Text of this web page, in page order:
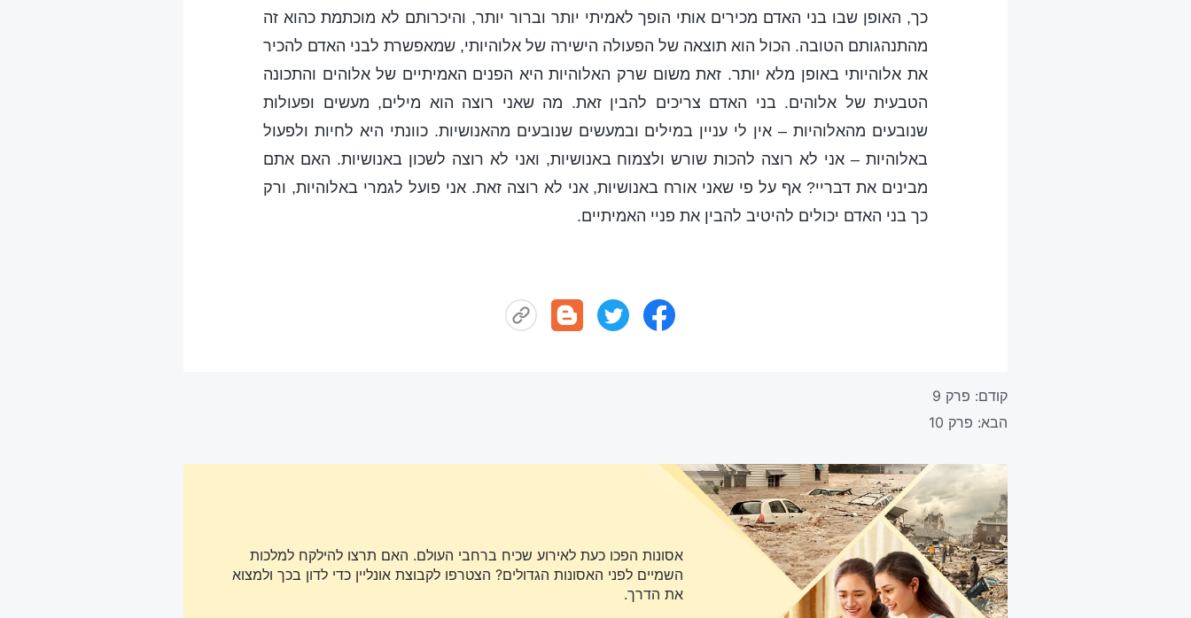
כך, האופן שבו בני האדם מכירים אותי הופך לאמיתי יותר וברור יותר, והיכרותם לא מוכתמת כהוא זה
מהתנהגותם הטובה. הכול הוא תוצאה של הפעולה הישירה של אלוהיותי, שמאפשרת לבני האדם להכיר
את אלוהיותי באופן מלא יותר. זאת משום שרק האלוהיות היא הפנים האמיתיים של אלוהים והתכונה
הטבעית של אלוהים. בני האדם צריכים להבין זאת. מה שאני רוצה הוא מילים, מעשים ופעולות
שנובעים מהאלוהיות – אין לי עניין במילים ובמעשים שנובעים מהאנושיות. כוונתי היא לחיות ולפעול
באלוהיות – אני לא רוצה להכות שורש ולצמוח באנושיות, ואני לא רוצה לשכון באנושיות. האם אתם
מבינים את דבריי? אף על פי שאני אורח באנושיות, אני לא רוצה זאת. אני פועל לגמרי באלוהיות, ורק
כך בני האדם יכולים להיטיב להבין את פניי האמיתיים.
קודם: פרק 9
הבא: פרק 10
אסונות הפכו כעת לאירוע שכיח ברחבי העולם. האם תרצו להילקח למלכות
השמיים לפני האסונות הגדולים? הצטרפו לקבוצת אונליין כדי לדון בכך ולמצוא
את הדרך.